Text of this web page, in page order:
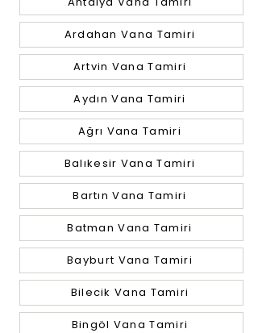
Ardahan Vana Tamiri
Artvin Vana Tamiri
Aydın Vana Tamiri
Ağrı Vana Tamiri
Balıkesir Vana Tamiri
Bartın Vana Tamiri
Batman Vana Tamiri
Bayburt Vana Tamiri
Bilecik Vana Tamiri
Bingöl Vana Tamiri